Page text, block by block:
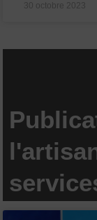
30 octobre 2023